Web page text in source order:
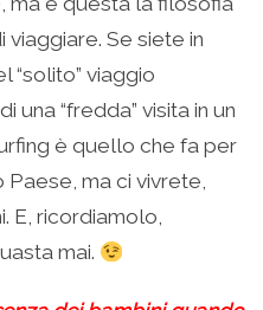
Se siete in
“solito” viaggio
una “fredda” visita in un
è quello che fa per
Paese, ma ci vivrete,
E, ricordiamolo,
mai.